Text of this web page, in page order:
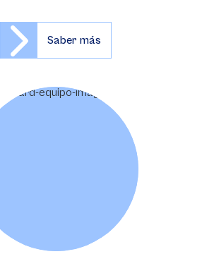
Saber más